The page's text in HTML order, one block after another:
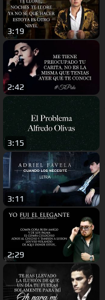
3:19
2:42
3:15
3:11
2:29